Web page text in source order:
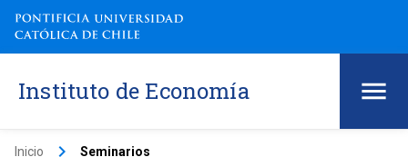
Instituto de Economía
Inicio keyboard_arrow_right Seminarios